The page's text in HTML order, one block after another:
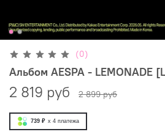
(0)
Альбом AESPA - LEMONADE
2 819 руб 2 899 руб
739 ₽ x 4 платежа